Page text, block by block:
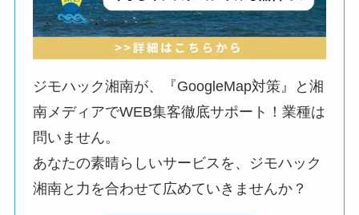
ジモハック湘南が、『GoogleMap対策』と湘
南メディアでWEB集客徹底サポート！業種は
問いません。
あなたの素晴らしいサービスを、ジモハック
湘南と力を合わせて広めていきませんか？